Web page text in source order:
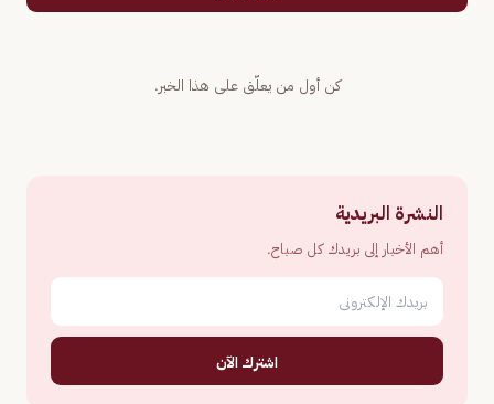
كن أول من يعلّق على هذا الخبر.
النشرة البريدية
أهم الأخبار إلى بريدك كل صباح.
اشترك الآن